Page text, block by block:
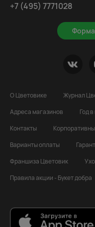
+7 (495) 7771028
Форма
О Цветовике Журнал
Адреса магазинов
Год
Контакты
Варианты оплаты
Франшиза Цветовик
Правила акции - Букет добра